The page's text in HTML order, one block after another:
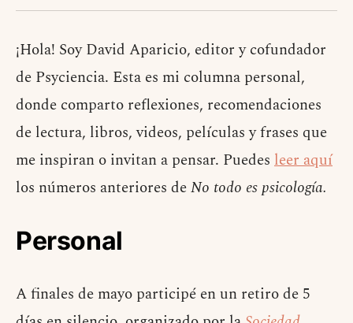
¡Hola! Soy David Aparicio, editor y cofundador
de Psyciencia. Esta es mi columna personal,
donde comparto reflexiones, recomendaciones
de lectura, libros, videos, películas y frases que
me inspiran o invitan a pensar. Puedes leer aquí
los números anteriores deNo todo es psicología.
Personal
A finales de mayo participé en un retiro de 5